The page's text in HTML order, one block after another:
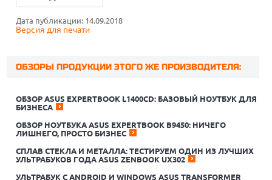
Дата публикации: 14.09.2018
Версия для печати
ОБЗОРЫ ПРОДУКЦИИ ЭТОГО ЖЕ ПРОИЗВОДИТЕЛЯ:
ОБЗОР ASUS EXPERTBOOK L1400CD: БАЗОВЫЙ НОУТБУК ДЛЯ
БИЗНЕСА
ОБЗОР НОУТБУКА ASUS EXPERTBOOK B9450: НИЧЕГО
ЛИШНЕГО, ПРОСТО БИЗНЕС
СПЛАВ СТЕКЛА И МЕТАЛЛА: ТЕСТИРУЕМ ОДИН ИЗ ЛУЧШИХ
УЛЬТРАБУКОВ ГОДА ASUS ZENBOOK UX302
УЛЬТРАБУК С ANDROID И WINDOWS ASUS TRANSFORMER
ОБЗОР ПЫЛЕСОСА DREAME Z40 AQUACYCLE PRO